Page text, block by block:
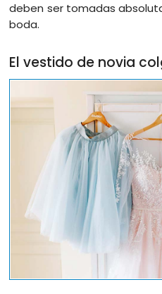
deben ser tomadas
boda.
El vestido de novia